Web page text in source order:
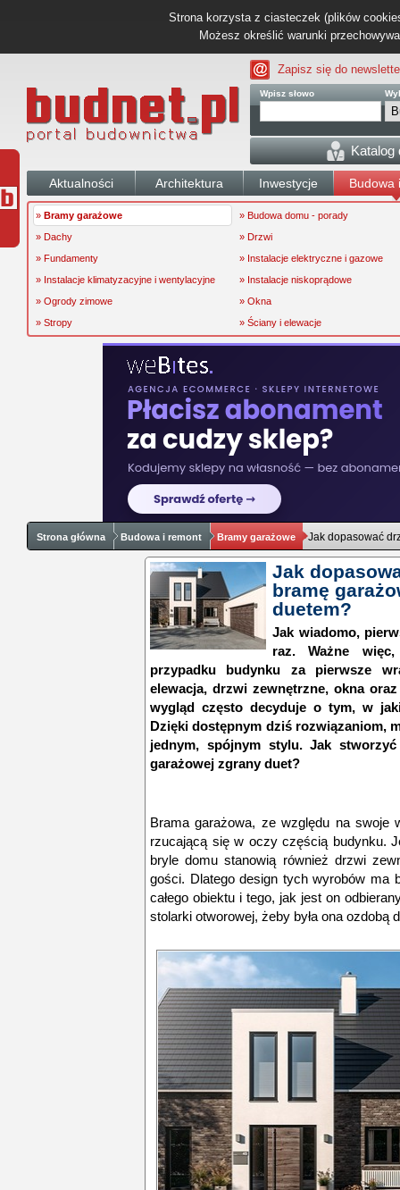
Strona korzysta z ciasteczek (plików
Możesz określić warunki
Zapisz się do
Wpisz słowo
Katalog
Aktualności Architektura Inwestycje Budowa
» Bramy garażowe
» Budowa domu - porady
» Dachy
» Drzwi
» Fundamenty
» Instalacje elektryczne i gazowe
» Instalacje klimatyzacyjne i wentylacyjne
» Instalacje niskoprądowe
» Ogrody zimowe
» Okna
» Stropy
» Ściany i elewacje
Strona główna Budowa i remont Bramy garażowe Jak dopasować
Jak
bramę
duetem?
Jak wiadomo,
raz. Ważne
przypadku budynku za pierwsze
elewacja, drzwi zewnętrzne, okna
wygląd często decyduje o tym, w
Dzięki dostępnym dziś rozwiązaniom,
jednym, spójnym stylu. Jak
garażowej zgrany duet?
Brama garażowa, ze względu na swoje
rzucającą się w oczy częścią budynku.
bryle domu stanowią również drzwi
gości. Dlatego design tych wyrobów ma
całego obiektu i tego, jak jest on
stolarki otworowej, żeby była ona ozdobą